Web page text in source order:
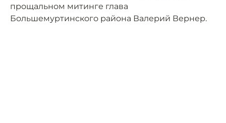
прощальном митинге глава
Большемуртинского района Валерий Вернер.